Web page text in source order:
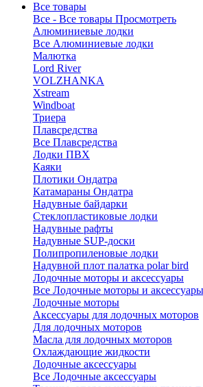
Все товары
Все - Все товары Просмотреть
Алюминиевые лодки
Все Алюминиевые лодки
Малютка
Lord River
VOLZHANKA
Xstream
Windboat
Триера
Плавсредства
Все Плавсредства
Лодки ПВХ
Каяки
Плотики Ондатра
Катамараны Ондатра
Надувные байдарки
Стеклопластиковые лодки
Надувные рафты
Надувные SUP-доски
Полипропиленовые лодки
Надувной плот палатка polar bird
Лодочные моторы и аксессуары
Все Лодочные моторы и аксессуары
Лодочные моторы
Аксессуары для лодочных моторов
Для лодочных моторов
Масла для лодочных моторов
Охлаждающие жидкости
Лодочные аксессуары
Все Лодочные аксессуары